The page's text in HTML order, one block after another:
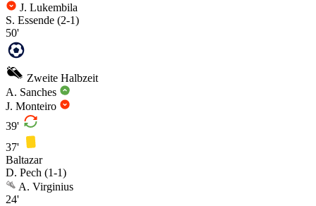
J. Lukembila
S. Essende (2-1)
50'
Zweite Halbzeit
A. Sanches
J. Monteiro
39'
37'
Baltazar
D. Pech (1-1)
A. Virginius
24'